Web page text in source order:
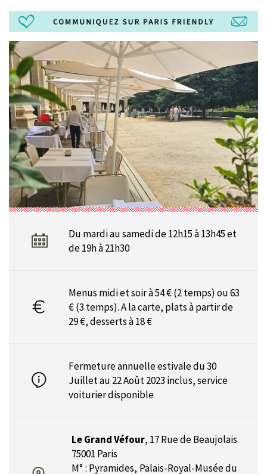
Du mardi au samedi de 12h15 à 13h45 et
de 19h à 21h30
Menus midi et soir à 54 € (2 temps) ou 63
€ (3 temps). A la carte, plats à partir de
29 €, desserts à 18 €
Fermeture annuelle estivale du 30
Juillet au 22 Août 2023 inclus,service
voiturier disponible
Le Grand Véfour, 17 Rue de Beaujolais
75001 Paris
M° : Pyramides, Palais-Royal-Musée du